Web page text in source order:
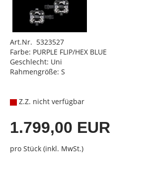
Art.Nr. 5323527
Farbe: PURPLE FLIP/HEX BLUE
Geschlecht: Uni
Rahmengröße: S
Z.Z. nicht verfügbar
1.799,00 EUR
pro Stück (inkl. MwSt.)